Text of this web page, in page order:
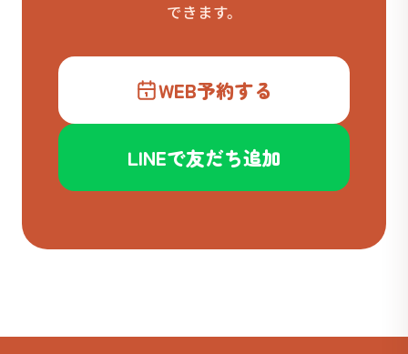
できます。
WEB予約する
LINEで友だち追加